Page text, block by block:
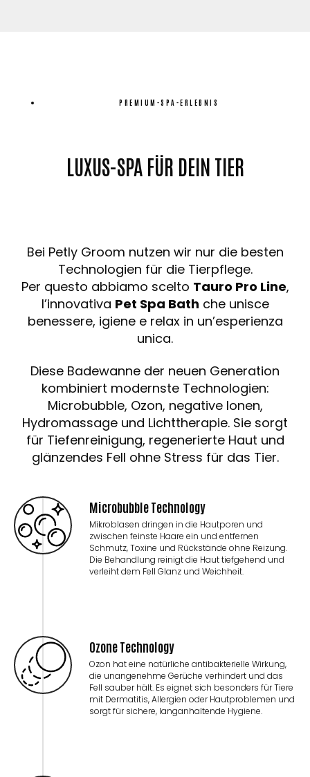
PREMIUM-SPA-ERLEBNIS
LUXUS-SPA FÜR DEIN TIER
Bei Petly Groom nutzen wir nur die besten
Technologien für die Tierpflege.
Per questo abbiamo scelto Tauro Pro Line,
l’innovativa Pet Spa Bath che unisce
benessere, igiene e relax in un’esperienza
unica.
Diese Badewanne der neuen Generation
kombiniert modernste Technologien:
Microbubble, Ozon, negative Ionen,
Hydromassage und Lichttherapie. Sie sorgt
für Tiefenreinigung, regenerierte Haut und
glänzendes Fell ohne Stress für das Tier.
Microbubble Technology
Mikroblasen dringen in die Hautporen und
zwischen feinste Haare ein und entfernen
Schmutz, Toxine und Rückstände ohne Reizung.
Die Behandlung reinigt die Haut tiefgehend und
verleiht dem Fell Glanz und Weichheit.
Ozone Technology
Ozon hat eine natürliche antibakterielle Wirkung,
die unangenehme Gerüche verhindert und das
Fell sauber hält. Es eignet sich besonders für Tiere
mit Dermatitis, Allergien oder Hautproblemen und
sorgt für sichere, langanhaltende Hygiene.